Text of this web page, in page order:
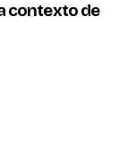
contexto de